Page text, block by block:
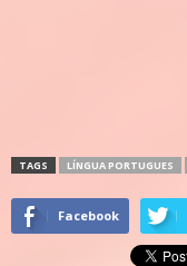
TAGS LÍNGUA PORTUGUES
Facebook